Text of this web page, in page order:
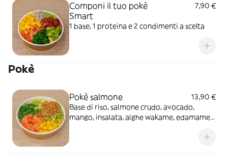
Componi il tuo pokè
Smart
7,90 €
1 base, 1 proteina e 2 condimenti a scelta
Pokè
Pokè salmone
13,90 €
Base di riso, salmone crudo, avocado,
mango, insalata, alghe wakame, edamame